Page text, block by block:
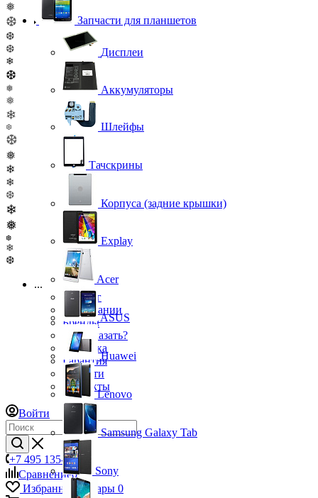
❅
❆
❆
❆
❄
❆
❅
❅
❄
❆
❆
❅
❄
❄
❆
❄
❅
❆
❄
❆
...
Каталог
О компании
Бренды
Как заказать?
Доставка
Гарантия
Новости
Контакты
Войти
+7 495 135-39-43
Сравнение0
Избранные товары 0
Запчасти для планшетов
Дисплеи
Аккумуляторы
Шлейфы
Тачскрины
Корпуса (задние крышки)
Explay
Acer
ASUS
Huawei
Lenovo
Samsung Galaxy Tab
Sony